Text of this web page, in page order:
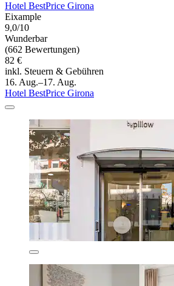
Hotel BestPrice Girona
Eixample
9,0/10
Wunderbar
(662 Bewertungen)
82 €
inkl. Steuern & Gebühren
16. Aug.–17. Aug.
Hotel BestPrice Girona